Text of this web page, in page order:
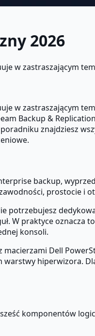
2026
w zastraszającym
w zastraszającym
Backup &
znajdziesz
backup,
prostocie i
potrzebujesz
W praktyce oznacza
konsoli.
Dell
hiperwizora.
komponentów